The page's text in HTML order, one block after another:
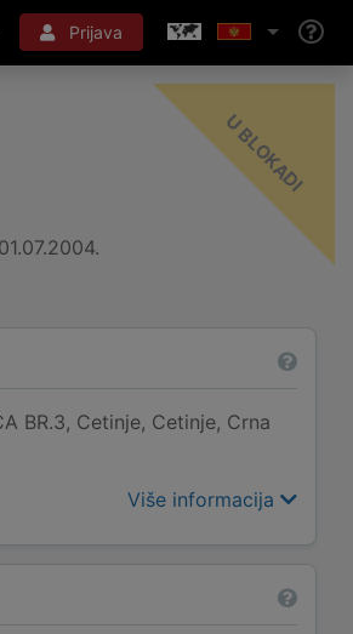
Prijava
-
I
01.07.2004.
BR.3, Cetinje, Cetinje, Crna
Više informacija